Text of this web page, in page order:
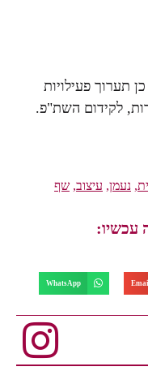
תערוך פעילויות
לקידום השת"פ.
, נעמן, עיצוב, שף
עכשיו:
WhatsApp